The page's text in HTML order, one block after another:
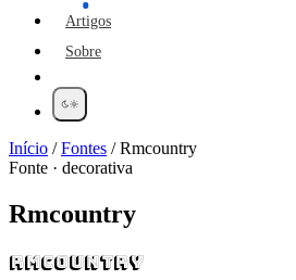
Artigos
Sobre
Início /Fontes /Rmcountry
Fonte · decorativa
Rmcountry
Rmcountry